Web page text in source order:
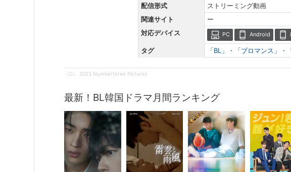
配信形式
ストリーミング動画
関連サイト
ー
対応デバイス
PC Android
タグ 「BL」・「ブロマンス」
（C） 2023 Numberthree Pictures
最新！BL韓国ドラマ月間ランキング